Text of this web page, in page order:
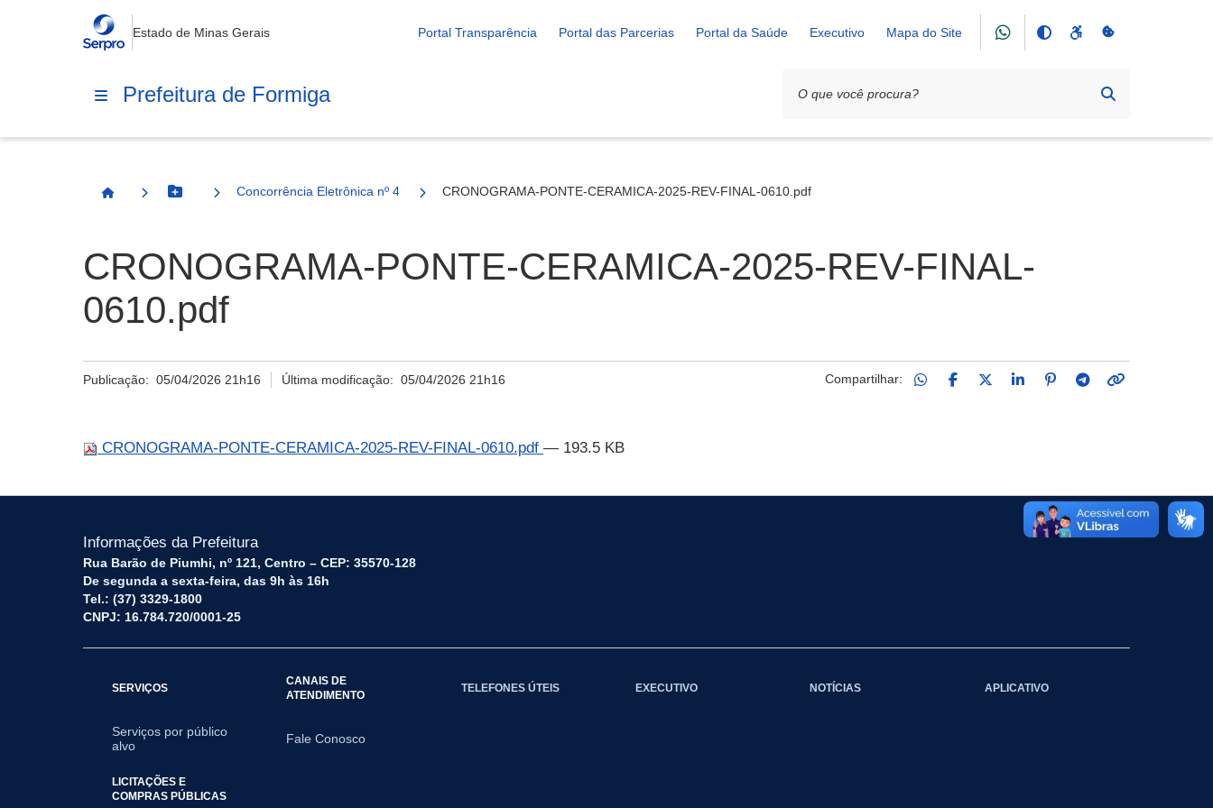
Estado de Minas Gerais Portal Transparência Portal das Parcerias Portal da Saúde Executivo Mapa do Site
Prefeitura de Formiga
Página InicialBotão Menu
Concorrência Eletrônica nº 4/2025 CRONOGRAMA-PONTE-CERAMICA-2025-REV-FINAL-0610.pdf
CRONOGRAMA-PONTE-CERAMICA-2025-REV-FINAL-
0610.pdf
Publicação: 05/04/2026 21h16 Última modificação:05/04/2026 21h16 Compartilhar:
CRONOGRAMA-PONTE-CERAMICA-2025-REV-FINAL-0610.pdf — 193.5 KB
Informações da Prefeitura
Rua Barão de Piumhi, nº 121, Centro – CEP: 35570-128
De segunda a sexta-feira, das 9h às 16h
Tel.: (37) 3329-1800
CNPJ: 16.784.720/0001-25
SERVIÇOS
Serviços por público
alvo
CANAIS DE
ATENDIMENTO
Fale Conosco
TELEFONES ÚTEIS EXECUTIVO NOTÍCIAS APLICATIVO
LICITAÇÕES E
COMPRAS PÚBLICAS